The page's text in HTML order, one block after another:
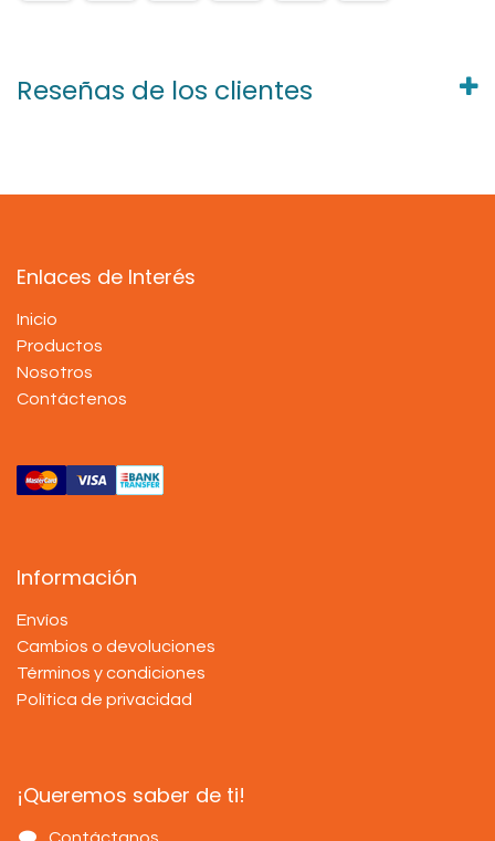
Reseñas de los clientes
Enlaces de Interés
Inicio
Productos
Nosotros
Contáctenos
Información
Envíos
Cambios o devoluciones
Términos y condiciones
Política de privacidad
¡Queremos saber de ti!
Contáctanos